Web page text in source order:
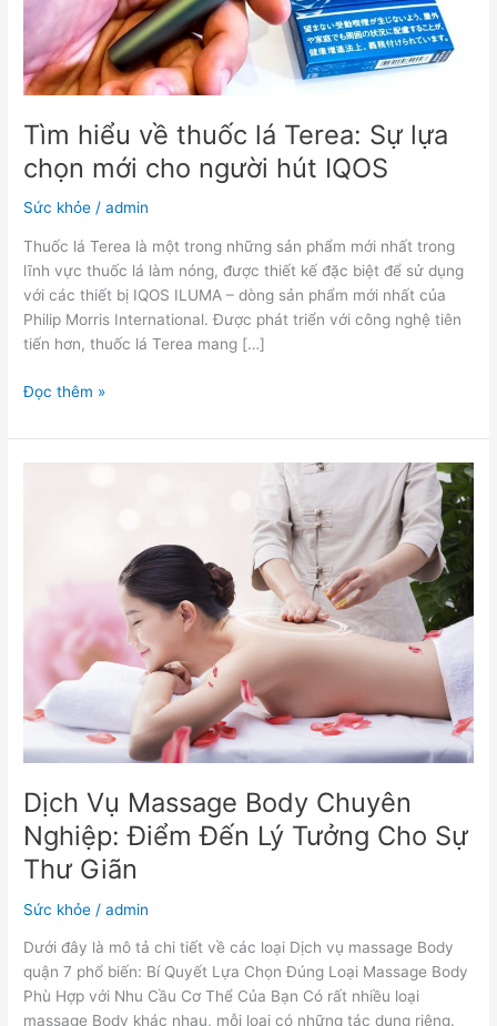
Tìm hiểu về thuốc lá Terea: Sự lựa
chọn mới cho người hút IQOS
Sức khỏe /admin
Thuốc lá Terea là một trong những sản phẩm mới nhất trong
lĩnh vực thuốc lá làm nóng, được thiết kế đặc biệt để sử dụng
với các thiết bị IQOS ILUMA – dòng sản phẩm mới nhất của
Philip Morris International. Được phát triển với công nghệ tiên
tiến hơn, thuốc lá Terea mang […]
mới
cho
người
hút
IQOS
Đọc thêm »
Dịch Vụ Massage Body Chuyên
Nghiệp: Điểm Đến Lý Tưởng Cho Sự
Thư Giãn
Sức khỏe /admin
Dưới đây là mô tả chi tiết về các loại Dịch vụ massage Body
quận 7 phổ biến: Bí Quyết Lựa Chọn Đúng Loại Massage Body
Phù Hợp với Nhu Cầu Cơ Thể Của Bạn Có rất nhiều loại
massage Body khác nhau, mỗi loại có những tác dụng riêng.
Tưởng
Cho
Thư
Giãn